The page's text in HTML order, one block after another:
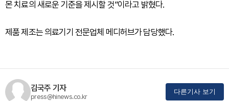
몬 치료의 새로운 기준을 제시할 것”이라고 밝혔다.
제품 제조는 의료기기 전문업체 메디허브가 담당했다.
김국주 기자
press@hinews.co.kr
다른기사 보기